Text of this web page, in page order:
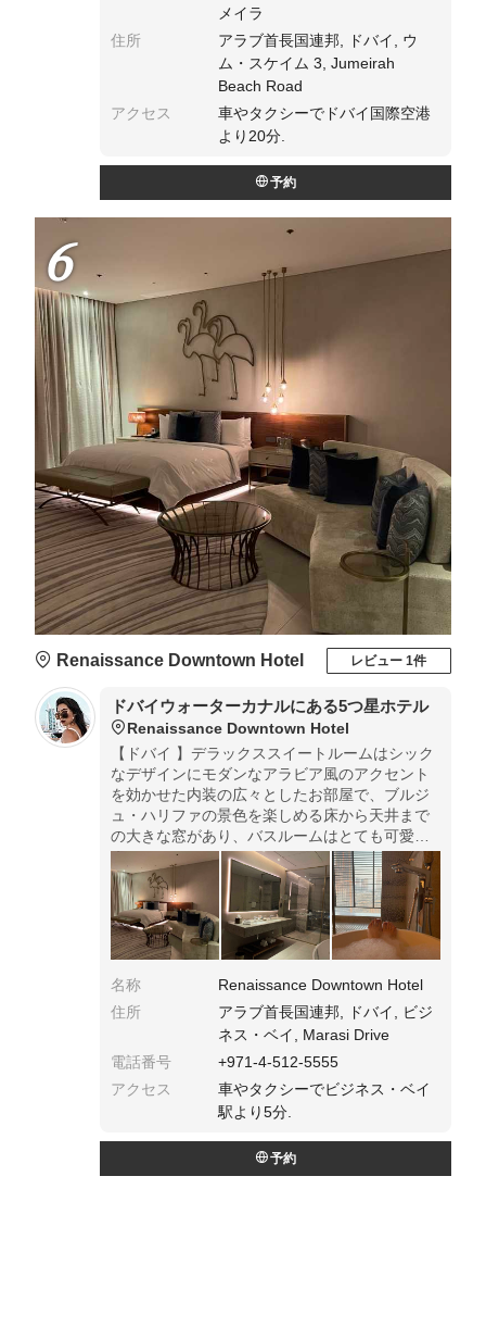
メイラ
住所
アラブ首長国連邦, ドバイ, ウ
ム・スケイム 3, Jumeirah
Beach Road
アクセス
車やタクシーでドバイ国際空港
より20分.
予約
6
Renaissance Downtown Hotel レビュー 1件
ドバイウォーターカナルにある5つ星ホテル
Renaissance Downtown Hotel
【ドバイ 】デラックススイートルームはシック
なデザインにモダンなアラビア風のアクセント
を効かせた内装の広々としたお部屋で、ブルジ
ュ・ハリファの景色を楽しめる床から天井まで
の大きな窓があり、バスルームはとても可愛い
作りになっています。
名称
Renaissance Downtown Hotel
住所
アラブ首長国連邦, ドバイ, ビジ
ネス・ベイ, Marasi Drive
電話番号
+971-4-512-5555
アクセス
車やタクシーでビジネス・ベイ
駅より5分.
予約